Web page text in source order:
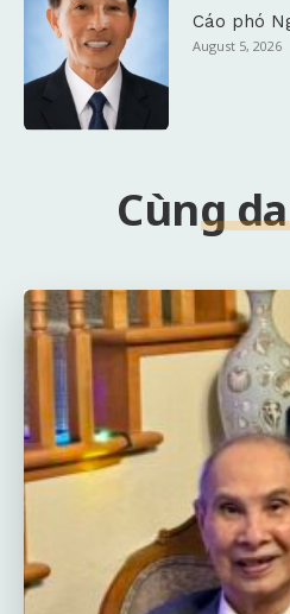
Cáo phó
August 5, 2026
Cùng